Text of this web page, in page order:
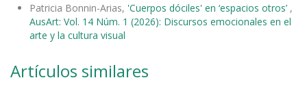
Patricia Bonnin-Arias, 'Cuerpos dóciles' en ‘espacios otros’ ,
AusArt: Vol. 14 Núm. 1 (2026): Discursos emocionales en el
arte y la cultura visual
Artículos similares